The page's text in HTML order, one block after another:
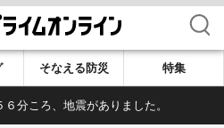
検索
そなえる防災 特集
分ころ、地震がありました。